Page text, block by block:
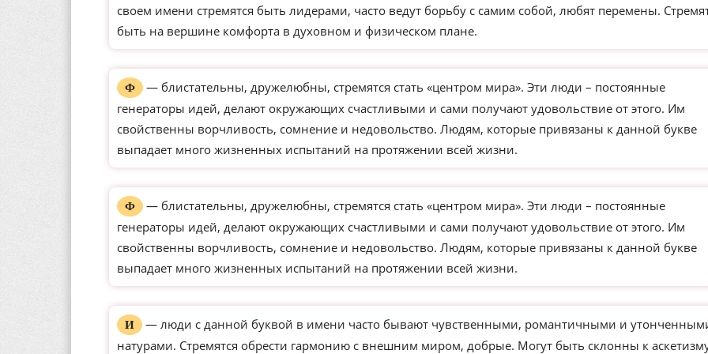
своем имени стремятся быть лидерами, часто ведут борьбу с самим собой, любят перемены.
быть на вершине комфорта в духовном и физическом плане.
Ф
— блистательны, дружелюбны, стремятся стать «центром мира». Эти люди – постоянные
генераторы идей, делают окружающих счастливыми и сами получают удовольствие от этого. Им
свойственны ворчливость, сомнение и недовольство. Людям, которые привязаны к данной букве
выпадает много жизненных испытаний на протяжении всей жизни.
Ф
— блистательны, дружелюбны, стремятся стать «центром мира». Эти люди – постоянные
генераторы идей, делают окружающих счастливыми и сами получают удовольствие от этого. Им
свойственны ворчливость, сомнение и недовольство. Людям, которые привязаны к данной букве
выпадает много жизненных испытаний на протяжении всей жизни.
И
— люди с данной буквой в имени часто бывают чувственными, романтичными и
натурами. Стремятся обрести гармонию с внешним миром, добрые. Могут быть склонны к